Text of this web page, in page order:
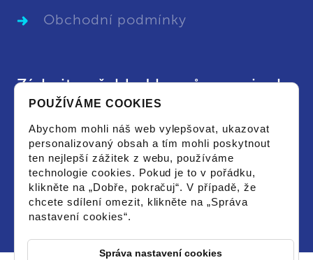
Obchodní podmínky
Získejte přehled kurzů a novinek
či novinkami a souhlasím se zpracováním
osobních údajů pro tyto účely.
POUŽÍVÁME COOKIES
Abychom mohli náš web vylepšovat, ukazovat
personalizovaný obsah a tím mohli poskytnout
ten nejlepší zážitek z webu, používáme
technologie cookies. Pokud je to v pořádku,
klikněte na „Dobře, pokračuj“. V případě, že
chcete sdílení omezit, klikněte na „Správa
nastavení cookies“.
Správa nastavení cookies